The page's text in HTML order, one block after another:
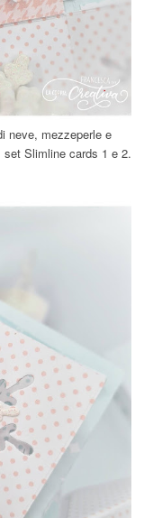
neve, mezzeperle e
Slimline cards 1 e 2.